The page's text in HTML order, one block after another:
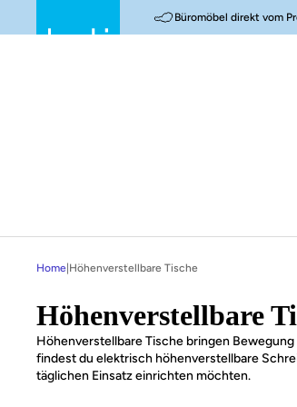
Büromöbel direkt vom
Home Höhenverstellbare Tische
Höhenverstellbare
Höhenverstellbare Tische bringen
findest du elektrisch höhenverstellbare
täglichen Einsatz einrichten möchten.